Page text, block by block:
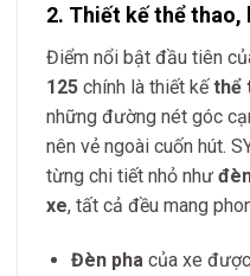
2. Thiết kế thể thao,
Điểm nổi bật đầu tiên
125 chính là thiết kếthể
những đường nét góc
nên vẻ ngoài cuốn hút.
từng chi tiết nhỏ như
xe, tất cả đều mang
Đèn pha của xe